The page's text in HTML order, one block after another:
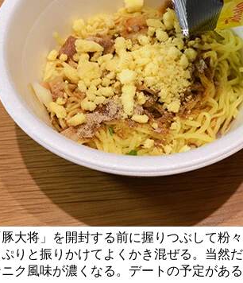
大将」を開封する前に握りつぶして粉々
りと振りかけてよくかき混ぜる。当然だ
ク風味が濃くなる。デートの予定がある